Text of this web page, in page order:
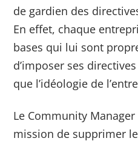
de gardien des
En effet, chaque
bases qui lui sont
d’imposer ses
que l’idéologie de
Le Community
mission de supprimer